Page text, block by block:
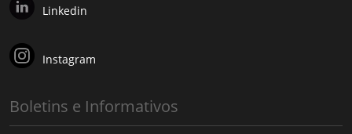
Linkedin
Instagram
Boletins e Informativos